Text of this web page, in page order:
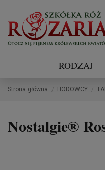
RODZAJ
Strona główna HODOWCY
Nostalgie®